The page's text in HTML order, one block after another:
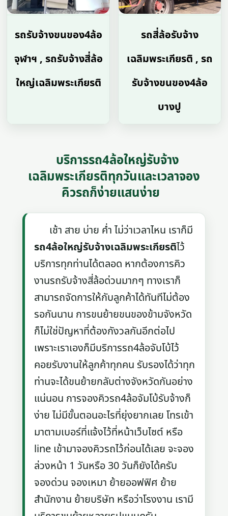
รถรับจ้างขนของ4ล้อ
จุฬาฯ , รถรับจ้างสี่ล้อ
ใหญ่เฉลิมพระเกียรติ
รถสี่ล้อรับจ้าง
เฉลิมพระเกียรติ , รถ
รับจ้างขนของ4ล้อ
บางปู
บริการรถ4ล้อใหญ่รับจ้าง
เฉลิมพระเกียรติทุกวันและเวลาจอง
คิวรถก็ง่ายแสนง่าย
เช้า สาย บ่าย ค่ำ ไม่ว่าเวลาไหน เราก็มี
รถ4ล้อใหญ่รับจ้างเฉลิมพระเกียรติไว้
บริการทุกท่านได้ตลอด หากต้องการคิว
งานรถรับจ้างสี่ล้อด่วนมากๆ ทางเราก็
สามารถจัดการให้กับลูกค้าได้ทันทีไม่ต้อง
รอกันนาน การขนย้ายขนของข้ามจังหวัด
ก็ไม่ใช่ปัญหาที่ต้องกังวลกันอีกต่อไป
เพราะเราเองก็มีบริการรถ4ล้อจับโบ้ไว้
คอยรับงานให้ลูกค้าทุกคน รับรองได้ว่าทุก
ท่านจะได้ขนย้ายกลับต่างจังหวัดกันอย่าง
แน่นอน การจองคิวรถ4ล้อจัมโบ้รับจ้างก็
ง่าย ไม่มีขั้นตอนอะไรที่ยุ่งยากเลย โทรเข้า
มาตามเบอร์ที่แจ้งไว้ที่หน้าเว็บไซต์ หรือ
line เข้ามาจองคิวรถไว้ก่อนได้เลย จะจอง
ล่วงหน้า 1 วันหรือ 30 วันก็ยังได้ครับ
จองด่วน จองเหมา ย้ายออฟฟิศ ย้าย
สำนักงาน ย้ายบริษัท หรือว่าโรงงาน เรามี